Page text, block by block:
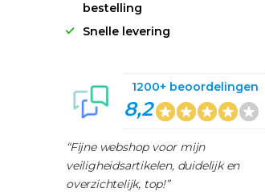
bestelling
Snelle levering
8,2
1200+ beoordelingen
“Fijne webshop voor mijn
veiligheidsartikelen, duidelijk en
overzichtelijk, top!”